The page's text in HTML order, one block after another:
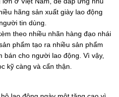
hãng sản xuất giày lao động
tin dùng.
theo nhiều nhãn hàng đạo nhái
phẩm tạo ra nhiều sản phẩm
bán cho người lao động. Vì vậy,
kỹ càng và cẩn thận.